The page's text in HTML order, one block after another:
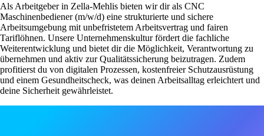
Als Arbeitgeber in Zella-Mehlis bieten wir dir als CNC
Maschinenbediener (m/w/d) eine strukturierte und sichere
Arbeitsumgebung mit unbefristetem Arbeitsvertrag und fairen
Tariflöhnen. Unsere Unternehmenskultur fördert die fachliche
Weiterentwicklung und bietet dir die Möglichkeit, Verantwortung zu
übernehmen und aktiv zur Qualitätssicherung beizutragen. Zudem
profitierst du von digitalen Prozessen, kostenfreier Schutzausrüstung
und einem Gesundheitscheck, was deinen Arbeitsalltag erleichtert und
deine Sicherheit gewährleistet.